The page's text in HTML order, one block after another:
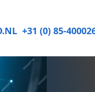
+31 (0) 85-